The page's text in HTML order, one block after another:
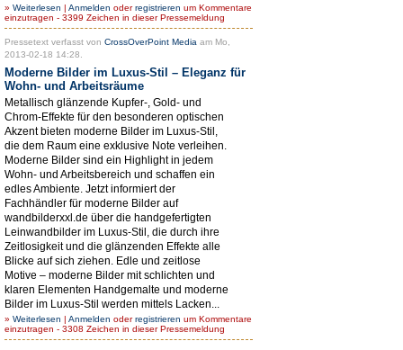
» Weiterlesen | Anmelden oderregistrieren um Kommentare
einzutragen - 3399 Zeichen in dieser Pressemeldung
Pressetext verfasst von CrossOverPoint Media am Mo,
2013-02-18 14:28.
Moderne Bilder im Luxus-Stil – Eleganz für
Wohn- und Arbeitsräume
Metallisch glänzende Kupfer-, Gold- und
Chrom-Effekte für den besonderen optischen
Akzent bieten moderne Bilder im Luxus-Stil,
die dem Raum eine exklusive Note verleihen.
Moderne Bilder sind ein Highlight in jedem
Wohn- und Arbeitsbereich und schaffen ein
edles Ambiente. Jetzt informiert der
Fachhändler für moderne Bilder auf
wandbilderxxl.de über die handgefertigten
Leinwandbilder im Luxus-Stil, die durch ihre
Zeitlosigkeit und die glänzenden Effekte alle
Blicke auf sich ziehen. Edle und zeitlose
Motive – moderne Bilder mit schlichten und
klaren Elementen Handgemalte und moderne
Bilder im Luxus-Stil werden mittels Lacken...
» Weiterlesen | Anmelden oderregistrieren um Kommentare
einzutragen - 3308 Zeichen in dieser Pressemeldung